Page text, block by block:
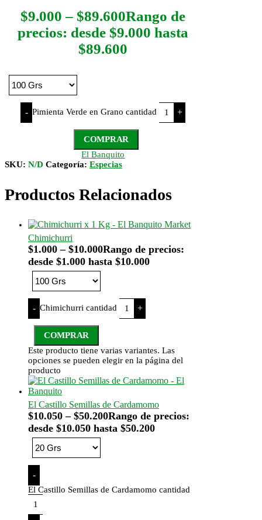
$9.000 – $89.600Rango de
precios: desde $9.000 hasta
$89.600
- Pimienta Verde en Grano cantidad +
COMPRAR
El Banquito
SKU: N/D Categoría: Especias
Productos Relacionados
Chimichurri
$1.000 – $10.000Rango de precios:
desde $1.000 hasta $10.000
- Chimichurri cantidad +
COMPRAR
Este producto tiene varias variantes. Las
opciones se pueden elegir en la página del
producto
El Castillo Semillas de Cardamomo
$10.050 – $50.200Rango de precios:
desde $10.050 hasta $50.200
-
El Castillo Semillas de Cardamomo cantidad